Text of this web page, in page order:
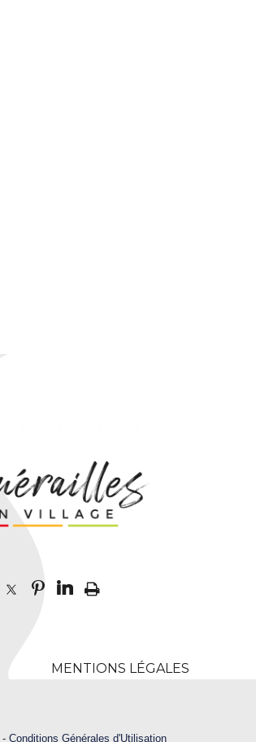
MENTIONS LÉGALES
- Conditions Générales d'Utilisation